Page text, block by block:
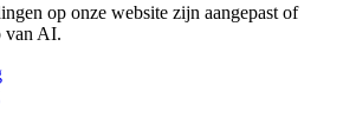
op onze website zijn aangepast of
van AI.